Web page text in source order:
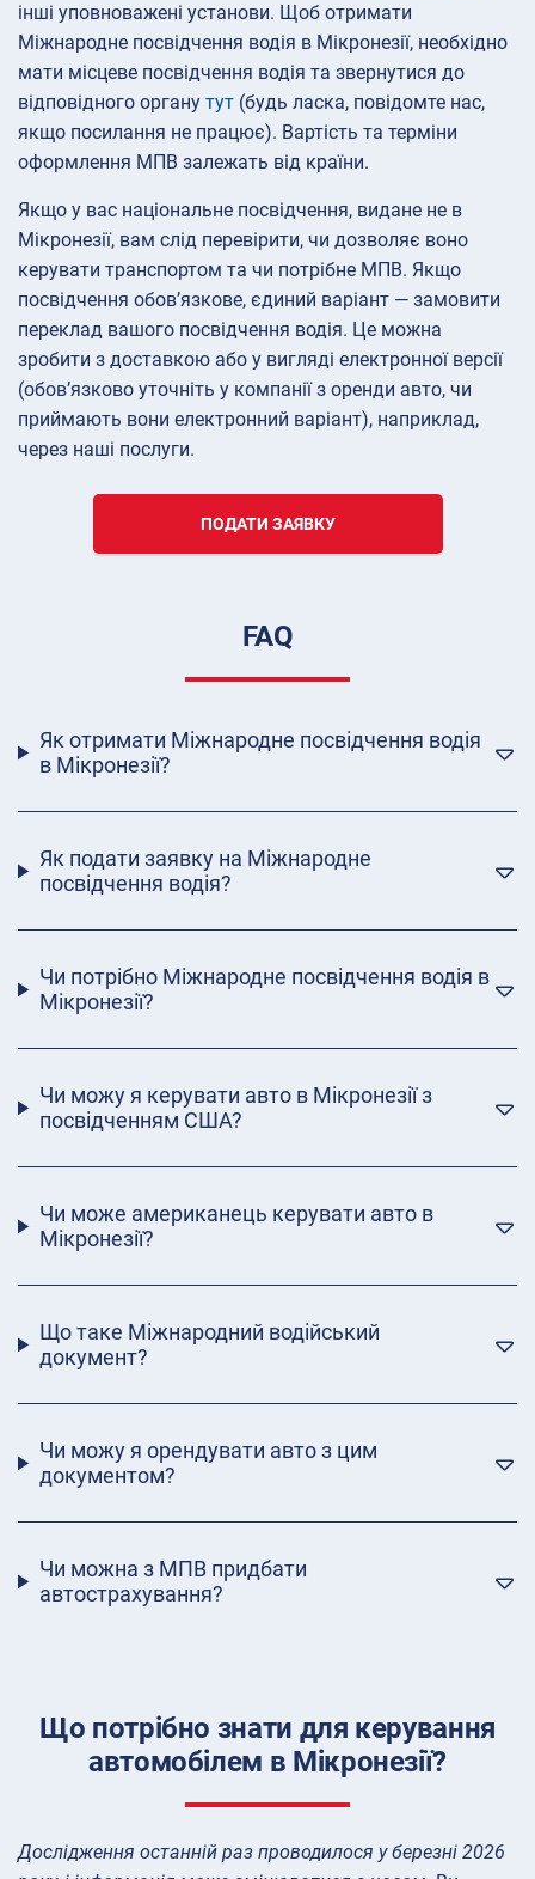
інші уповноважені установи. Щоб отримати
Міжнародне посвідчення водія в Мікронезії, необхідно
мати місцеве посвідчення водія та звернутися до
відповідного органу тут (будь ласка, повідомте нас,
якщо посилання не працює). Вартість та терміни
оформлення МПВ залежать від країни.
Якщо у вас національне посвідчення, видане не в
Мікронезії, вам слід перевірити, чи дозволяє воно
керувати транспортом та чи потрібне МПВ. Якщо
посвідчення обов’язкове, єдиний варіант — замовити
переклад вашого посвідчення водія. Це можна
зробити з доставкою або у вигляді електронної версії
(обов’язково уточніть у компанії з оренди авто, чи
приймають вони електронний варіант), наприклад,
через наші послуги.
ПОДАТИ ЗАЯВКУ
FAQ
Як отримати Міжнародне посвідчення водія
в Мікронезії?
Як подати заявку на Міжнародне
посвідчення водія?
Чи потрібно Міжнародне посвідчення водія в
Мікронезії?
Чи можу я керувати авто в Мікронезії з
посвідченням США?
Чи може американець керувати авто в
Мікронезії?
Що таке Міжнародний водійський
документ?
Чи можу я орендувати авто з цим
документом?
Чи можна з МПВ придбати
автострахування?
Що потрібно знати для керування
автомобілем в Мікронезії?
Дослідження останній раз проводилося у березні 2026